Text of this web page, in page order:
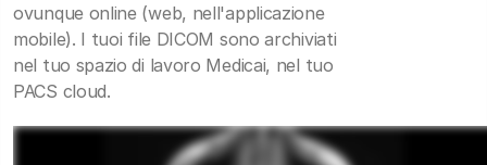
ovunque online (web, nell'applicazione
mobile). I tuoi file DICOM sono archiviati
nel tuo spazio di lavoro Medicai, nel tuo
PACS cloud.